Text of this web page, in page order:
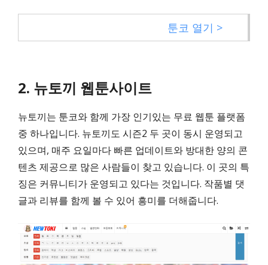
툰코 열기 >
2. 뉴토끼 웹툰사이트
뉴토끼는 툰코와 함께 가장 인기있는 무료 웹툰 플랫폼
중 하나입니다. 뉴토끼도 시즌2 두 곳이 동시 운영되고
있으며, 매주 요일마다 빠른 업데이트와 방대한 양의 콘
텐츠 제공으로 많은 사람들이 찾고 있습니다. 이 곳의 특
징은 커뮤니티가 운영되고 있다는 것입니다. 작품별 댓
글과 리뷰를 함께 볼 수 있어 흥미를 더해줍니다.